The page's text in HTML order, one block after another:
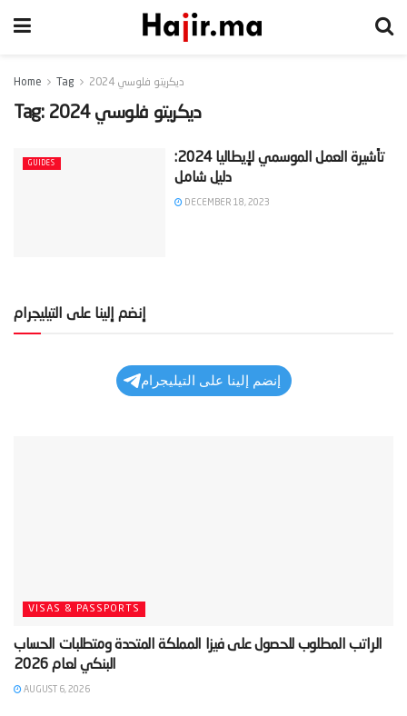
Home Tag ديكريتو فلوسي 2024
Tag: ديكريتو فلوسي 2024
GUIDES
‫تأشيرة العمل الموسمي لإيطاليا 2024:
دليل شامل‬
DECEMBER 18, 2023
إنضم إلينا على التيليجرام
إنضم إلينا على التيليجرام
VISAS & PASSPORTS
‫الراتب المطلوب للحصول على فيزا المملكة المتحدة ومتطلبات الحساب
AUGUST 6, 2026